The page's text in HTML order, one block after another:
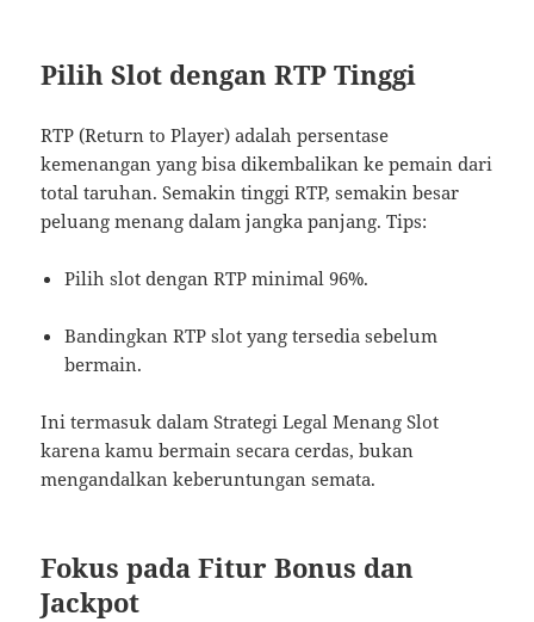
Pilih Slot dengan RTP Tinggi
RTP (Return to Player) adalah persentase
kemenangan yang bisa dikembalikan ke pemain dari
total taruhan. Semakin tinggi RTP, semakin besar
peluang menang dalam jangka panjang. Tips:
Pilih slot dengan RTP minimal 96%.
Bandingkan RTP slot yang tersedia sebelum
bermain.
Ini termasuk dalam Strategi Legal Menang Slot
karena kamu bermain secara cerdas, bukan
mengandalkan keberuntungan semata.
Fokus pada Fitur Bonus dan
Jackpot